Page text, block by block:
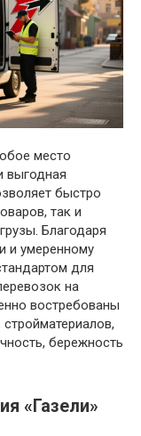
место
выгодная
быстро
так и
Благодаря
и умеренному
для
на
востребованы
бережность
«Газели»